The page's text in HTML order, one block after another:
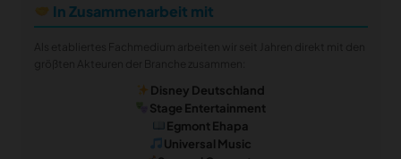
In Zusammenarbeit mit
Disney Deutschland
Stage Entertainment
Egmont Ehapa
Universal Music